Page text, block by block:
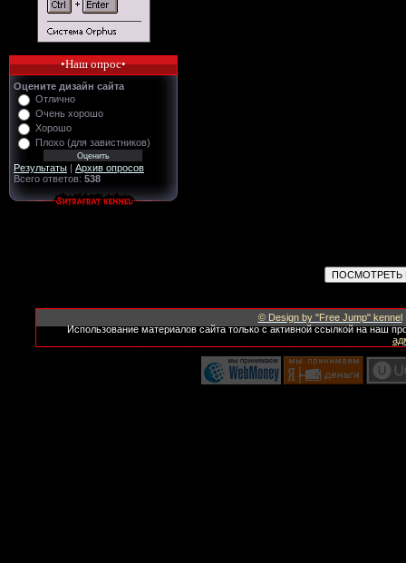
•Наш опрос•
Оцените дизайн сайта
Отлично
Очень хорошо
Хорошо
Плохо (для завистников)
Результаты | Архив опросов
Всего ответов: 538
© Design by "Free Jump" kennel
Использование материалов сайта только с активной ссылкой на наш